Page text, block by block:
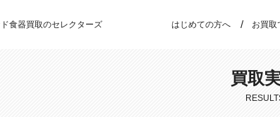
食器買取のセレクターズ はじめての方へ お買取
買取